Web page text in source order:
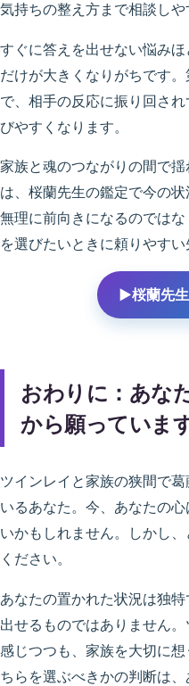
気持ちの整え方まで相談しや
すぐに答えを出せない悩み
だけが大きくなりがちです
で、相手の反応に振り回さ
びやすくなります。
家族と魂のつながりの間で
は、桜蘭先生の鑑定で今の状
無理に前向きになるのでは
を選びたいときに頼りやすい
▶桜蘭先
おわりに：あな
から願っていま
ツインレイと家族の狭間で
いるあなた。今、あなたの
いかもしれません。しかし
ください。
あなたの置かれた状況は独
出せるものではありません
感じつつも、家族を大切に
ちらを選ぶべきかの判断は、